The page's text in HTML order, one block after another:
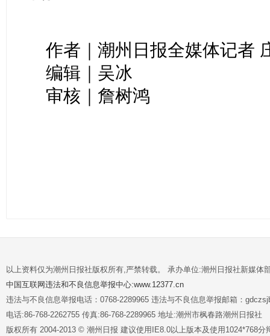
作者｜潮州日报全媒体记者
编辑｜吴冰
审核｜詹树鸿
以上资料仅为潮州日报社版权所有,严禁转载。 承办单位:潮州日报社新媒体
中国互联网违法和不良信息举报中心:www.12377.cn
违法与不良信息举报电话：0768-2289965 违法与不良信息举报邮箱：
电话:86-768-2262755 传真:86-768-2289965 地址:潮州市枫春路潮州日报社
版权所有 2004-2013 © 潮州日报 建议使用IE8.0以上版本及使用1024*768分